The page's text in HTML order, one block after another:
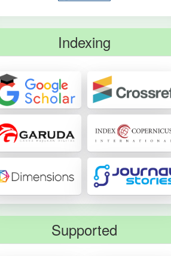
Indexing
Supported